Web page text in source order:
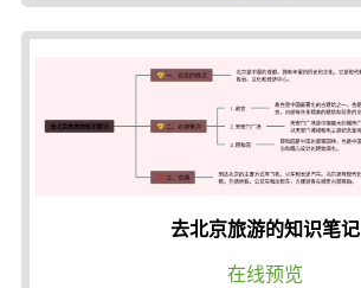
去北京旅游的知识笔记
在线预览